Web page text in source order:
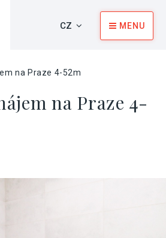
CZ MENU
na Praze 4-52m
na Praze 4-